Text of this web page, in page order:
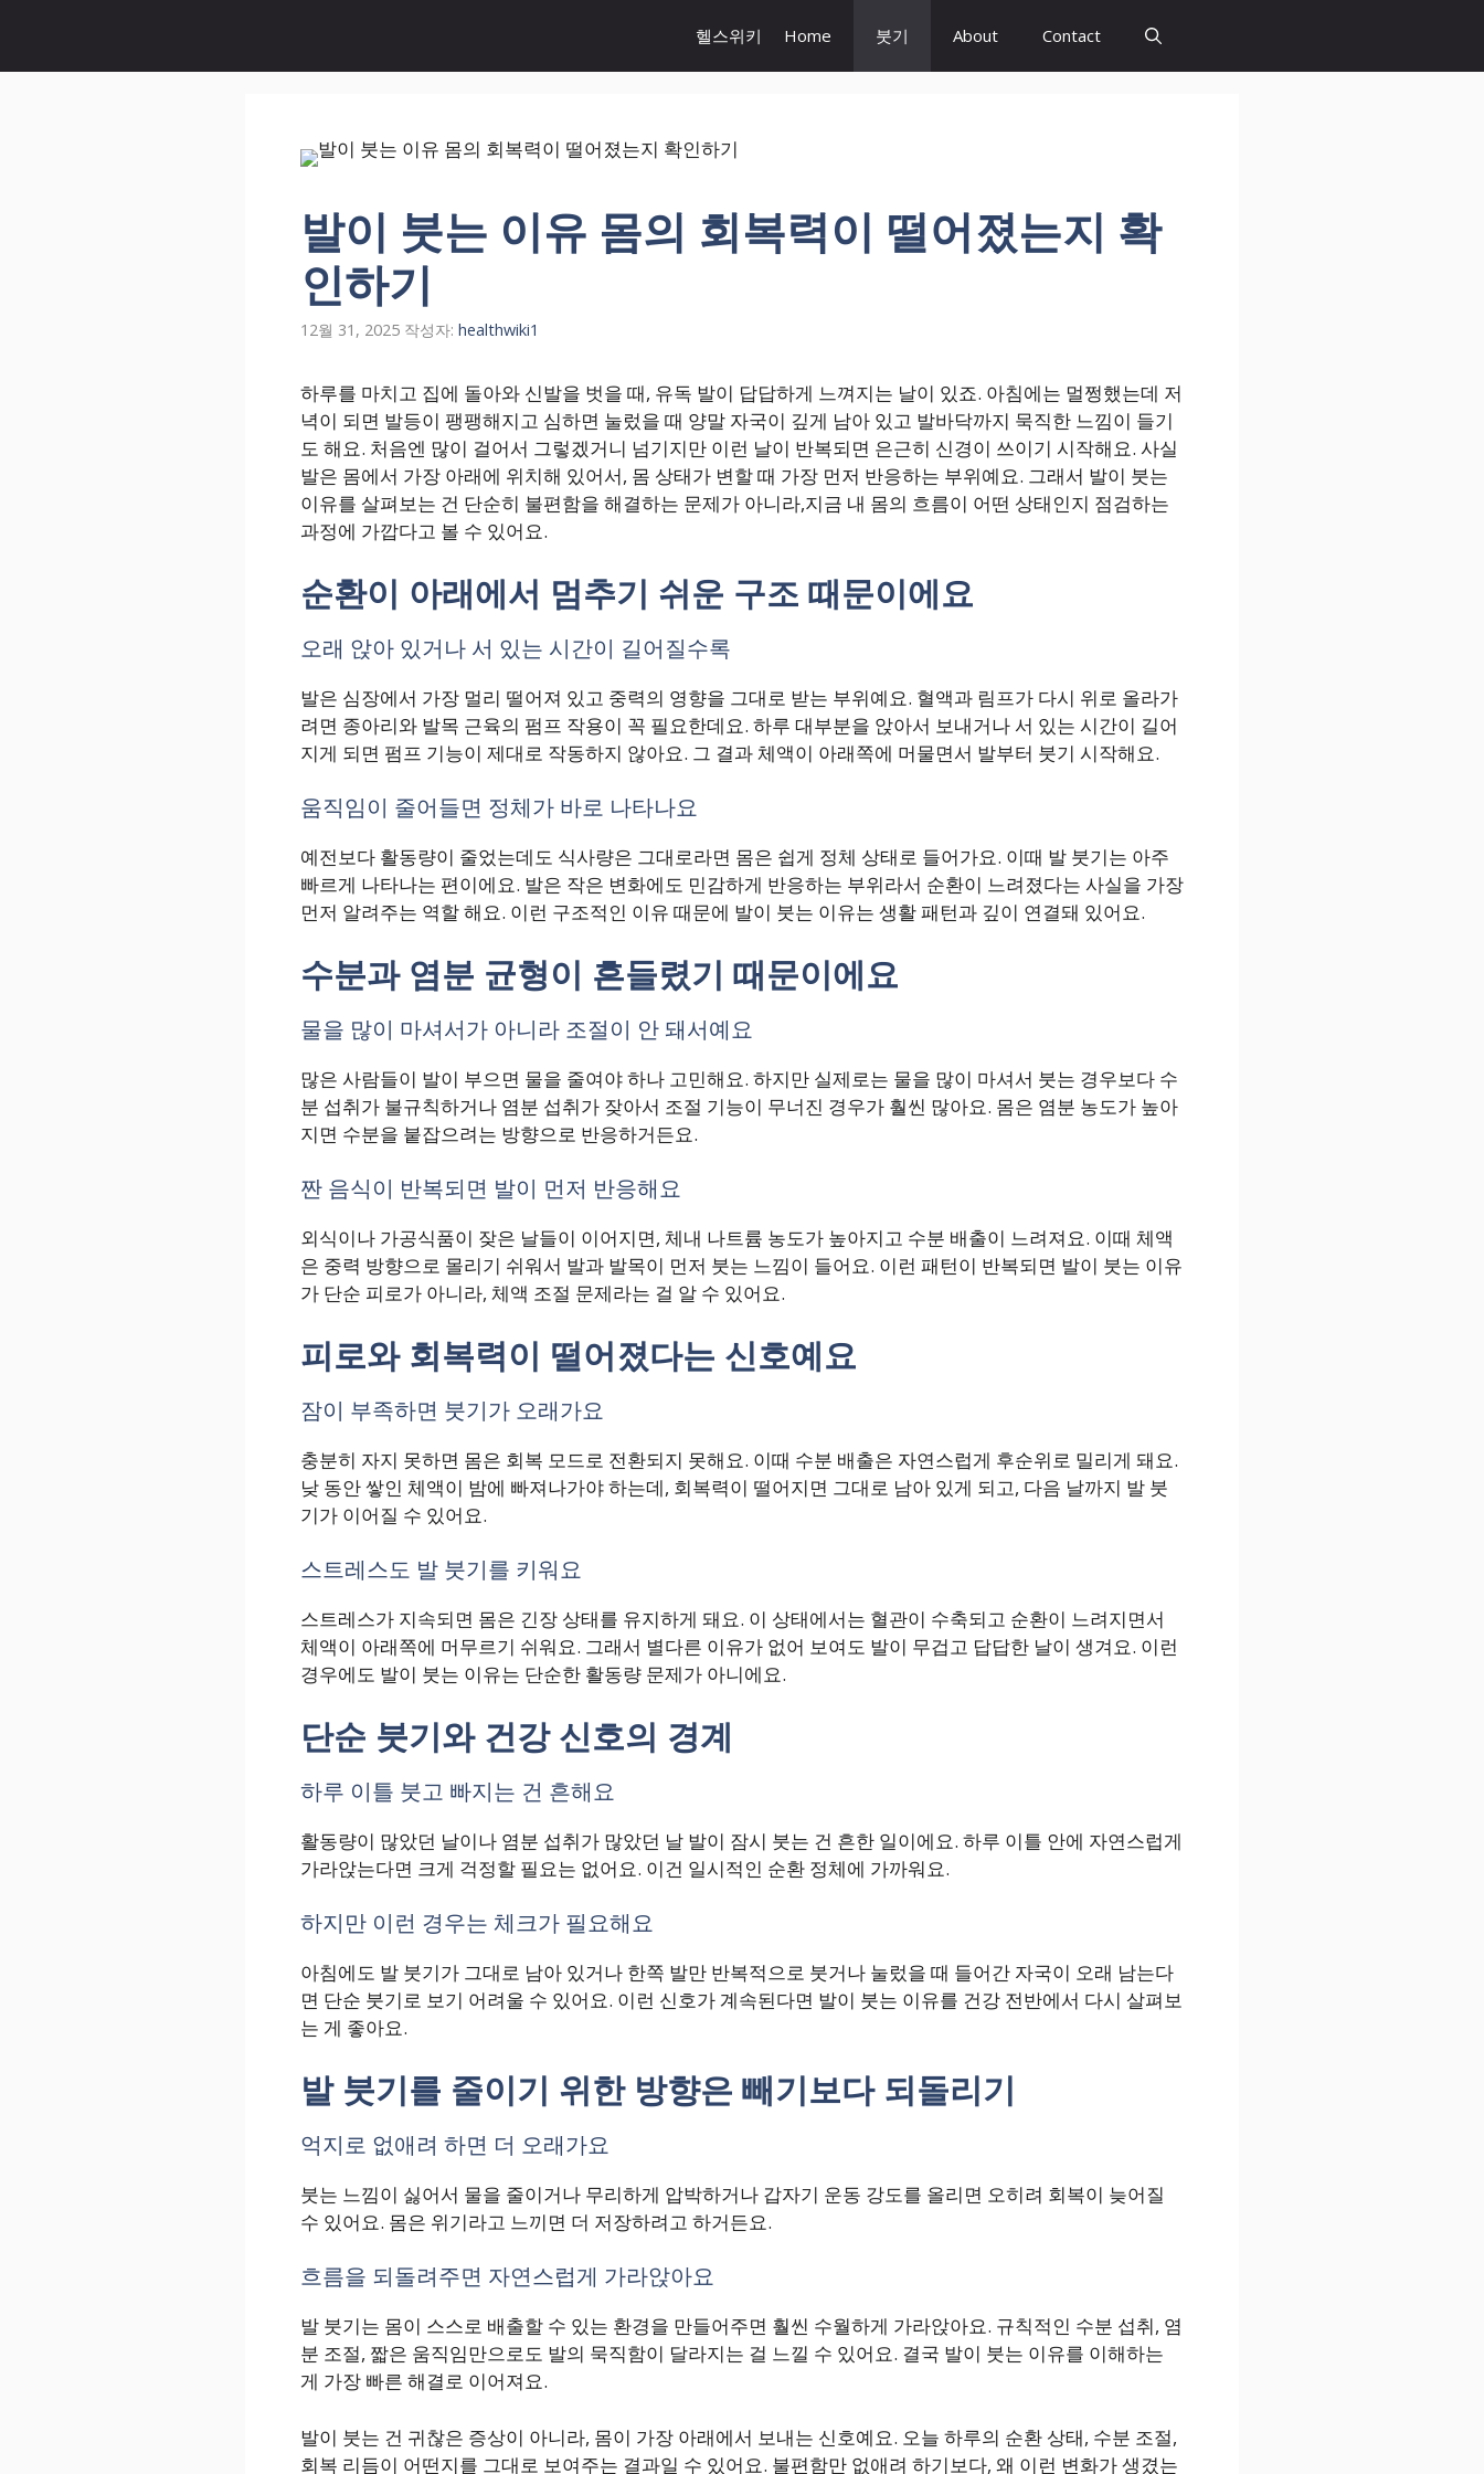
츠
헬스위키 Home 붓기 About Contact
발이 붓는 이유 몸의 회복력이 떨어졌는지 확
인하기
12월 31, 2025 작성자: healthwiki1
하루를 마치고 집에 돌아와 신발을 벗을 때, 유독 발이 답답하게 느껴지는 날이 있죠. 아침에는 멀쩡했는데 저
녁이 되면 발등이 팽팽해지고 심하면 눌렀을 때 양말 자국이 깊게 남아 있고 발바닥까지 묵직한 느낌이 들기
도 해요. 처음엔 많이 걸어서 그렇겠거니 넘기지만 이런 날이 반복되면 은근히 신경이 쓰이기 시작해요. 사실
발은 몸에서 가장 아래에 위치해 있어서, 몸 상태가 변할 때 가장 먼저 반응하는 부위예요. 그래서 발이 붓는
이유를 살펴보는 건 단순히 불편함을 해결하는 문제가 아니라,지금 내 몸의 흐름이 어떤 상태인지 점검하는
과정에 가깝다고 볼 수 있어요.
순환이 아래에서 멈추기 쉬운 구조 때문이에요
오래 앉아 있거나 서 있는 시간이 길어질수록
발은 심장에서 가장 멀리 떨어져 있고 중력의 영향을 그대로 받는 부위예요. 혈액과 림프가 다시 위로 올라가
려면 종아리와 발목 근육의 펌프 작용이 꼭 필요한데요. 하루 대부분을 앉아서 보내거나 서 있는 시간이 길어
지게 되면 펌프 기능이 제대로 작동하지 않아요. 그 결과 체액이 아래쪽에 머물면서 발부터 붓기 시작해요.
움직임이 줄어들면 정체가 바로 나타나요
예전보다 활동량이 줄었는데도 식사량은 그대로라면 몸은 쉽게 정체 상태로 들어가요. 이때 발 붓기는 아주
빠르게 나타나는 편이에요. 발은 작은 변화에도 민감하게 반응하는 부위라서 순환이 느려졌다는 사실을 가장
먼저 알려주는 역할 해요. 이런 구조적인 이유 때문에 발이 붓는 이유는 생활 패턴과 깊이 연결돼 있어요.
수분과 염분 균형이 흔들렸기 때문이에요
물을 많이 마셔서가 아니라 조절이 안 돼서예요
많은 사람들이 발이 부으면 물을 줄여야 하나 고민해요. 하지만 실제로는 물을 많이 마셔서 붓는 경우보다 수
분 섭취가 불규칙하거나 염분 섭취가 잦아서 조절 기능이 무너진 경우가 훨씬 많아요. 몸은 염분 농도가 높아
지면 수분을 붙잡으려는 방향으로 반응하거든요.
짠 음식이 반복되면 발이 먼저 반응해요
외식이나 가공식품이 잦은 날들이 이어지면, 체내 나트륨 농도가 높아지고 수분 배출이 느려져요. 이때 체액
은 중력 방향으로 몰리기 쉬워서 발과 발목이 먼저 붓는 느낌이 들어요. 이런 패턴이 반복되면 발이 붓는 이유
가 단순 피로가 아니라, 체액 조절 문제라는 걸 알 수 있어요.
피로와 회복력이 떨어졌다는 신호예요
잠이 부족하면 붓기가 오래가요
충분히 자지 못하면 몸은 회복 모드로 전환되지 못해요. 이때 수분 배출은 자연스럽게 후순위로 밀리게 돼요.
낮 동안 쌓인 체액이 밤에 빠져나가야 하는데, 회복력이 떨어지면 그대로 남아 있게 되고, 다음 날까지 발 붓
기가 이어질 수 있어요.
스트레스도 발 붓기를 키워요
스트레스가 지속되면 몸은 긴장 상태를 유지하게 돼요. 이 상태에서는 혈관이 수축되고 순환이 느려지면서
체액이 아래쪽에 머무르기 쉬워요. 그래서 별다른 이유가 없어 보여도 발이 무겁고 답답한 날이 생겨요. 이런
경우에도 발이 붓는 이유는 단순한 활동량 문제가 아니에요.
단순 붓기와 건강 신호의 경계
하루 이틀 붓고 빠지는 건 흔해요
활동량이 많았던 날이나 염분 섭취가 많았던 날 발이 잠시 붓는 건 흔한 일이에요. 하루 이틀 안에 자연스럽게
가라앉는다면 크게 걱정할 필요는 없어요. 이건 일시적인 순환 정체에 가까워요.
하지만 이런 경우는 체크가 필요해요
아침에도 발 붓기가 그대로 남아 있거나 한쪽 발만 반복적으로 붓거나 눌렀을 때 들어간 자국이 오래 남는다
면 단순 붓기로 보기 어려울 수 있어요. 이런 신호가 계속된다면 발이 붓는 이유를 건강 전반에서 다시 살펴보
는 게 좋아요.
발 붓기를 줄이기 위한 방향은 빼기보다 되돌리기
억지로 없애려 하면 더 오래가요
붓는 느낌이 싫어서 물을 줄이거나 무리하게 압박하거나 갑자기 운동 강도를 올리면 오히려 회복이 늦어질
수 있어요. 몸은 위기라고 느끼면 더 저장하려고 하거든요.
흐름을 되돌려주면 자연스럽게 가라앉아요
발 붓기는 몸이 스스로 배출할 수 있는 환경을 만들어주면 훨씬 수월하게 가라앉아요. 규칙적인 수분 섭취, 염
분 조절, 짧은 움직임만으로도 발의 묵직함이 달라지는 걸 느낄 수 있어요. 결국 발이 붓는 이유를 이해하는
게 가장 빠른 해결로 이어져요.
발이 붓는 건 귀찮은 증상이 아니라, 몸이 가장 아래에서 보내는 신호예요. 오늘 하루의 순환 상태, 수분 조절,
회복 리듬이 어떤지를 그대로 보여주는 결과일 수 있어요. 불편함만 없애려 하기보다, 왜 이런 변화가 생겼는